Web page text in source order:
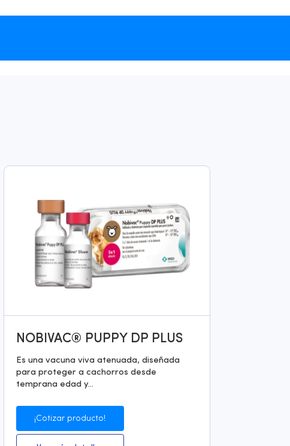
NOBIVAC® PUPPY DP PLUS
Es una vacuna viva atenuada, diseñada
para proteger a cachorros desde
temprana edad y...
¡Cotizar producto!